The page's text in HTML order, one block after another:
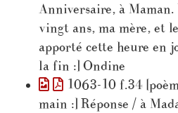
Anniversaire, à
vingt ans, ma mère, et
apporté cette heure en
la fin :] Ondine
1063-10 f.34
main :] Réponse / à